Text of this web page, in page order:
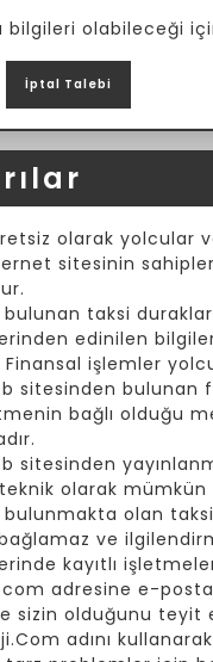
bilgileri olabileceği
İptal Talebi
olarak yolcular
sitesinin
taksi
edinilen
işlemler
sitesinden
bağlı olduğu
sitesinden
olarak mümkün
bulunmakta olan
ve
kayıtlı
adresine e-
sizin olduğunu teyit
adını